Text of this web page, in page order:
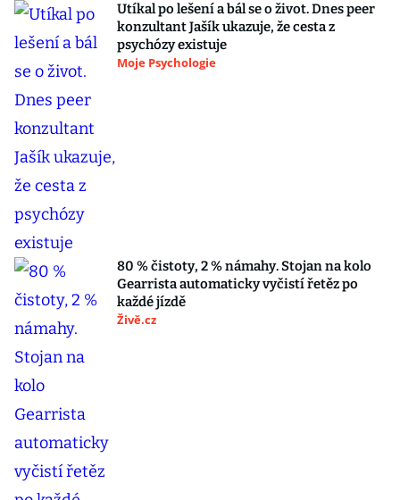
Utíkal po lešení a bál se o život. Dnes peer
konzultant Jašík ukazuje, že cesta z
psychózy existuje
Moje Psychologie
80 % čistoty, 2 % námahy. Stojan na kolo
Gearrista automaticky vyčistí řetěz po
každé jízdě
Živě.cz